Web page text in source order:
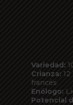
Variedad:
Crianza:
francés
Enólogo:
Potencial